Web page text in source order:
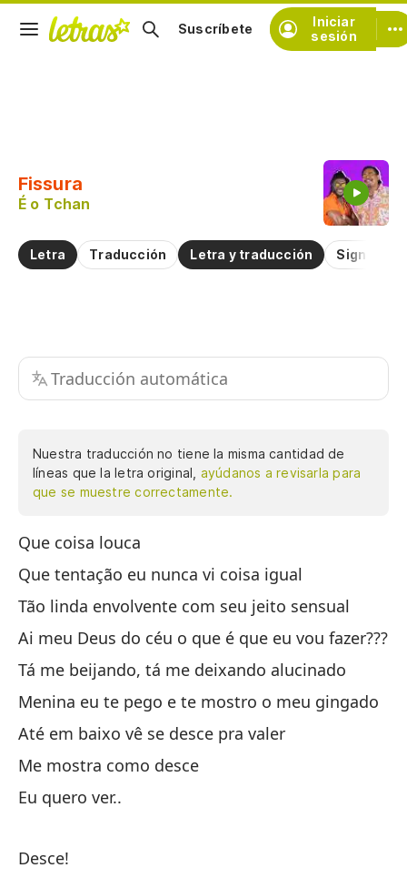
Iniciar
sesión
Suscríbete
Fissura
É o Tchan
Letra Traducción Letra y traducción
Traducción automática
Nuestra traducción no tiene la misma cantidad de
líneas que la letra original, ayúdanos a revisarla para
que se muestre correctamente.
Que coisa louca
Que tentação eu nunca vi coisa igual
Tão linda envolvente com seu jeito sensual
Ai meu Deus do céu o que é que eu vou fazer???
Tá me beijando, tá me deixando alucinado
Menina eu te pego e te mostro o meu gingado
Até em baixo vê se desce pra valer
Me mostra como desce
Eu quero ver..
Desce!
Practicar la pronunciación de